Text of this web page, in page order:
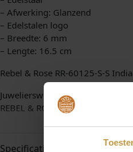
– Afwerking: Glanzend
– Edelstalen logo
– Breedte: 6 mm
– Lengte: 16.5 cm
Rebel & Rose RR-60125-S-S
Juwelierswebshop.nl is officieel
REBEL & ROSE armbanden van
Specificaties